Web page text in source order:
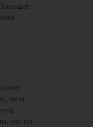
чем
но на